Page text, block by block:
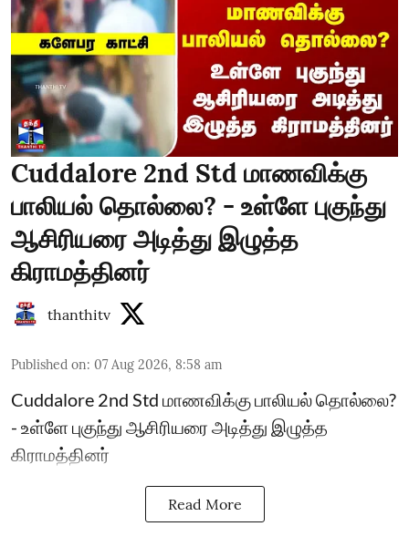
Cuddalore 2nd Std மாணவிக்கு
பாலியல் தொல்லை? - உள்ளே புகுந்து
ஆசிரியரை அடித்து இழுத்த
கிராமத்தினர்
thanthitv
Published on: 07 Aug 2026, 8:58 am
Cuddalore 2nd Std மாணவிக்கு பாலியல் தொல்லை?
- உள்ளே புகுந்து ஆசிரியரை அடித்து இழுத்த
கிராமத்தினர்
Read More